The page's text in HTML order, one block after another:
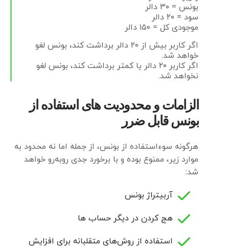
بونس = ۳۰ دالر
سود = ۲۰ دالر
موجودی کل = ۱۵۰ دالر
اگر کاربر بیش از ۲۰ دالر برداشت کند، بونس لغو
خواهد شد.
اگر کاربر ۲۰ دالر یا کمتر برداشت کند، بونس لغو
نخواهد شد.
الزامات و محدودیت های استفاده از
بونس قابل ضرر
هرگونه سوءاستفاده از بونس، از جمله اما نه محدود به
موارد زیر، ممنوع بوده و با برخورد جدی روبه‌رو خواهد
شد:
آربیتراژ بونس
هج کردن در دیگر حساب ها
استفاده از روش‌های متقلبانه برای افزایش